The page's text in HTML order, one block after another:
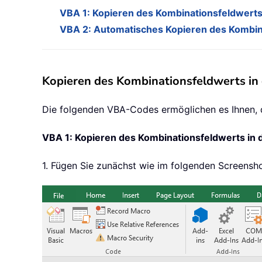
VBA 1: Kopieren des
VBA 2: Automatisches Kopieren des
Kopieren des Kombinationsfeldwerts
Die folgenden VBA-Codes ermöglichen es
VBA 1: Kopieren des Kombinationsfeldwerts
1. Fügen Sie zunächst wie im folgenden